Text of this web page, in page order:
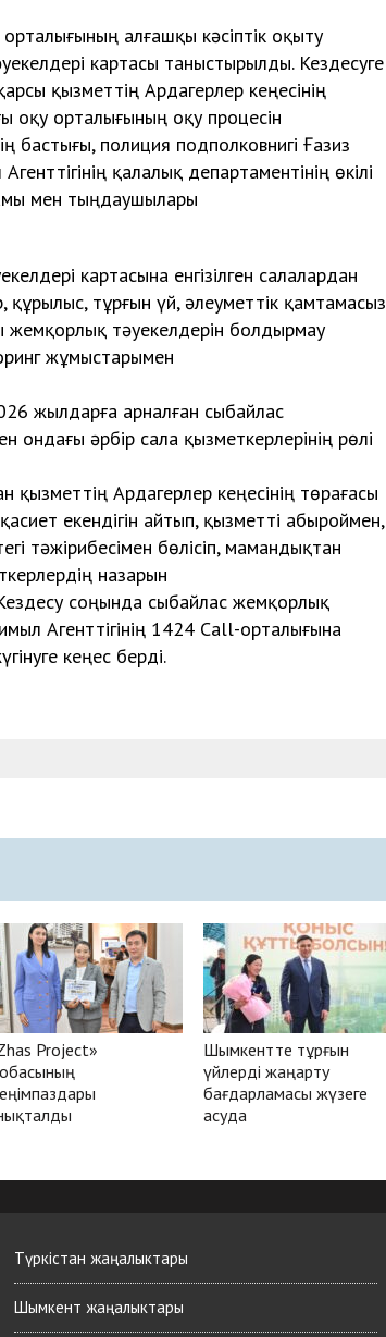
алғашқы кәсіптік оқыту
картасы таныстырылды. Кездесуге
қызметтің Ардагерлер кеңесінің
оқу орталығының оқу процесін
бастығы, полиция подполковнигі Ғазиз
қалалық департаментінің өкілі
мен тыңдаушылары
картасына енгізілген салалардан
тұрғын үй, әлеуметтік қамтамасыз
жемқорлық тәуекелдерін болдырмау
жұмыстарымен
жылдарға арналған сыбайлас
әрбір сала қызметкерлерінің рөлі
кеңесінің төрағасы
екендігін айтып, қызметті абыроймен,
тәжірибесімен бөлісіп, мамандықтан
назарын
жемқорлық
Агенттігінің 1424 Call-орталығына
кеңес берді.
Project»
Шымкентте тұрғын
үйлерді жаңарту
бағдарламасы жүзеге
асуда
Түркістан жаңалыктары
Шымкент жаңалыктары